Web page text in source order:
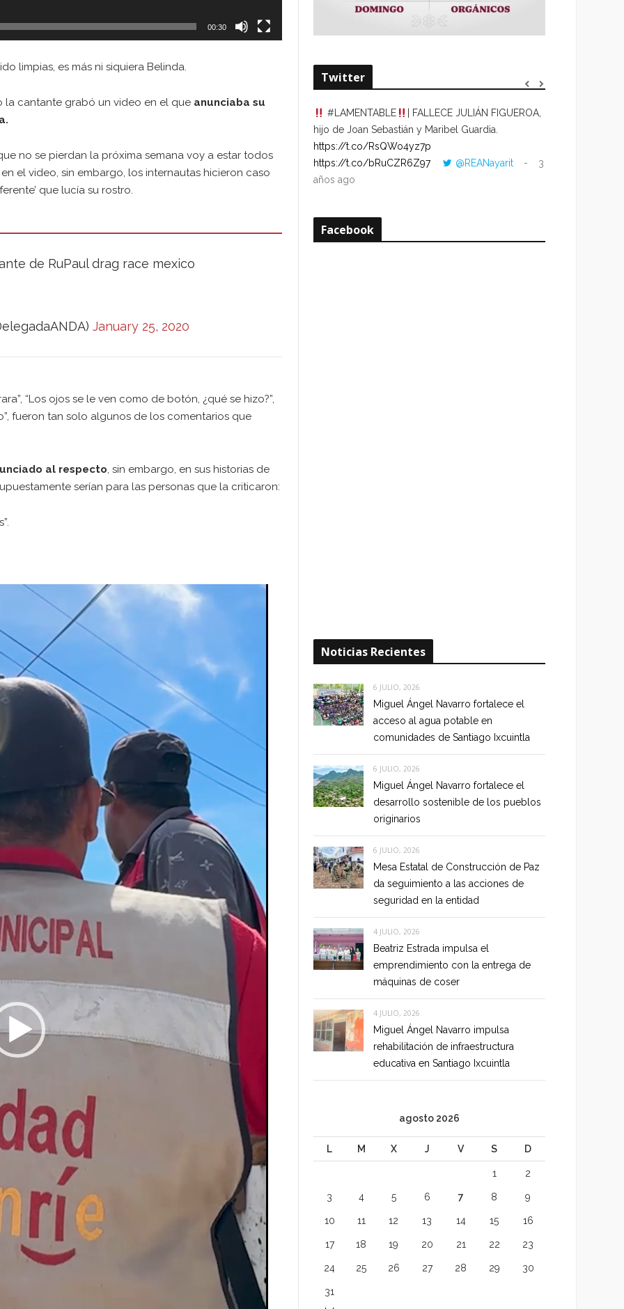
00:30
limpias, es más ni siquiera Belinda.
la cantante grabó un video en el que anunciaba su
no se pierdan la próxima semana voy a estar todos
el video, sin embargo, los internautas hicieron caso
que lucía su rostro.
de RuPaul drag race mexico
January 25, 2020
“Los ojos se le ven como de botón, ¿qué se hizo?”,
fueron tan solo algunos de los comentarios que
al respecto, sin embargo, en sus historias de
serían para las personas que la criticaron:
Twitter
#LAMENTABLE
| FALLECE JULIÁN FIGUEROA,
hijo de Joan Sebastián y Maribel Guardia.
https://t.co/RsQWo4yz7p
https://t.co/bRuCZR6Z97
@REANayarit
3
años ago
Facebook
Noticias Recientes
6 JULIO, 2026
Miguel Ángel Navarro fortalece el
acceso al agua potable en
comunidades de Santiago Ixcuintla
6 JULIO, 2026
Miguel Ángel Navarro fortalece el
desarrollo sostenible de los pueblos
originarios
6 JULIO, 2026
Mesa Estatal de Construcción de Paz
da seguimiento a las acciones de
seguridad en la entidad
4 JULIO, 2026
Beatriz Estrada impulsa el
emprendimiento con la entrega de
máquinas de coser
4 JULIO, 2026
Miguel Ángel Navarro impulsa
rehabilitación de infraestructura
educativa en Santiago Ixcuintla
agosto 2026
L M X J V S D
1 2
3 4 5 6 7 8 9
10 11 12 13 14 15 16
17 18 19 20 21 22 23
24 25 26 27 28 29 30
31